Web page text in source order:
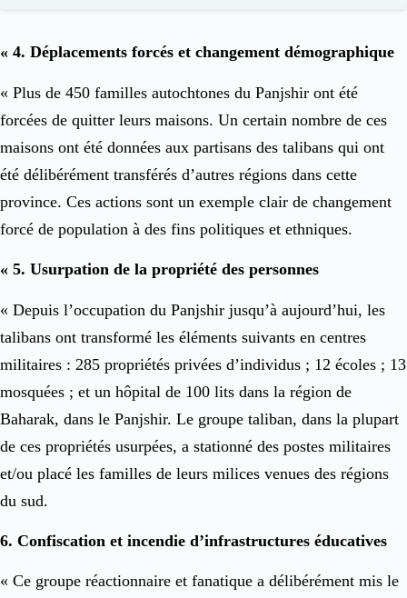
« 4. Déplacements forcés et changement démographique
« Plus de 450 familles autochtones du Panjshir ont été
forcées de quitter leurs maisons. Un certain nombre de ces
maisons ont été données aux partisans des talibans qui ont
été délibérément transférés d’autres régions dans cette
province. Ces actions sont un exemple clair de changement
forcé de population à des fins politiques et ethniques.
« 5. Usurpation de la propriété des personnes
« Depuis l’occupation du Panjshir jusqu’à aujourd’hui, les
talibans ont transformé les éléments suivants en centres
militaires : 285 propriétés privées d’individus ; 12 écoles ; 13
mosquées ; et un hôpital de 100 lits dans la région de
Baharak, dans le Panjshir. Le groupe taliban, dans la plupart
de ces propriétés usurpées, a stationné des postes militaires
et/ou placé les familles de leurs milices venues des régions
du sud.
6. Confiscation et incendie d’infrastructures éducatives
« Ce groupe réactionnaire et fanatique a délibérément mis le